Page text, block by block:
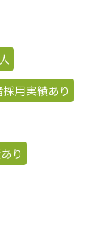
採用実績あり
り